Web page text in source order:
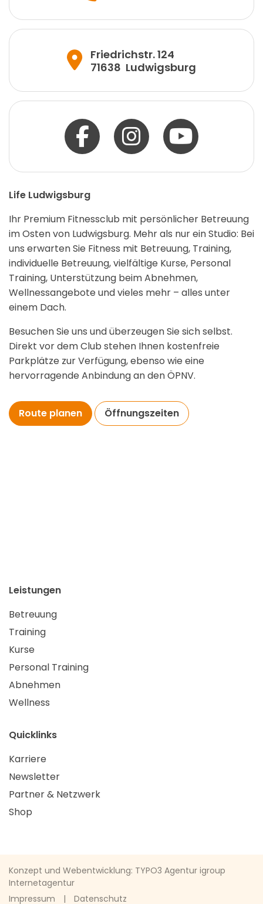
Friedrichstr. 124
71638 Ludwigsburg
Life Ludwigsburg
Ihr Premium Fitnessclub mit persönlicher Betreuung
im Osten von Ludwigsburg. Mehr als nur ein Studio: Bei
uns erwarten Sie Fitness mit Betreuung, Training,
individuelle Betreuung, vielfältige Kurse, Personal
Training, Unterstützung beim Abnehmen,
Wellnessangebote und vieles mehr – alles unter
einem Dach.
Besuchen Sie uns und überzeugen Sie sich selbst.
Direkt vor dem Club stehen Ihnen kostenfreie
Parkplätze zur Verfügung, ebenso wie eine
hervorragende Anbindung an den ÖPNV.
Route planen Öffnungszeiten
Leistungen
Betreuung
Training
Kurse
Personal Training
Abnehmen
Wellness
Quicklinks
Karriere
Newsletter
Partner & Netzwerk
Shop
Konzept und Webentwicklung: TYPO3 Agentur igroup
Internetagentur
Impressum
Datenschutz